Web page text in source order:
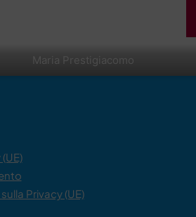
Maria Prestigiacomo
Privacy (UE)